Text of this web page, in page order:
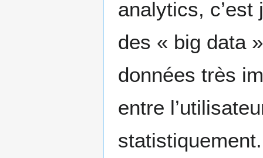
analytics,
des « big data
données très
entre